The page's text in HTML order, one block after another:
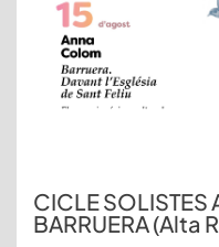
CICLE SOLISTES
BARRUERA (Alta